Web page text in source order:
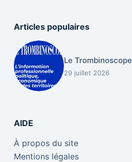
Articles populaires
Le Trombinoscope
29 juillet 2026
AIDE
À propos du site
Mentions légales